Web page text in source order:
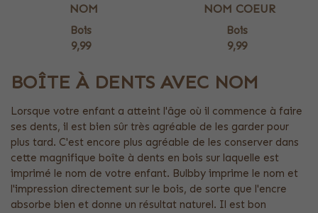
NOM
Bois
9,99
NOM COEUR
Bois
9,99
BOÎTE À DENTS AVEC NOM
Lorsque votre enfant a atteint l'âge où il commence à faire
ses dents, il est bien sûr très agréable de les garder pour
plus tard. C'est encore plus agréable de les conserver dans
cette magnifique boîte à dents en bois sur laquelle est
imprimé le nom de votre enfant. Bulbby imprime le nom et
l'impression directement sur le bois, de sorte que l'encre
absorbe bien et donne un résultat naturel. Il est bon